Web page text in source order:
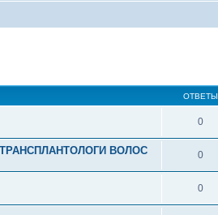
ОТВЕТЫ
0
ВОЛОС 0
0